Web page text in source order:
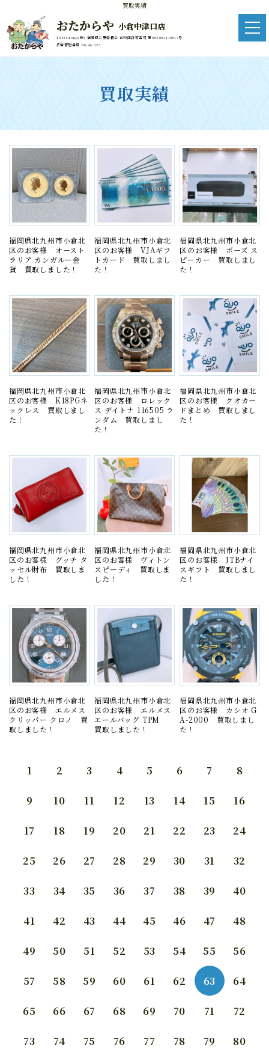
買取実績
おたからや 小倉中津口店
TAD Group(株) 福岡県公安委員会 古物商許可番号 第902092110017号
広告管理番号 R6-4A 023
買取実績
福岡県北九州市小倉北
区のお客様 オースト
ラリア カンガルー金
貨 買取しました！
福岡県北九州市小倉北
区のお客様 VJAギフ
トカード 買取しまし
た！
福岡県北九州市小倉北
区のお客様 ボーズ ス
ピーカー 買取しまし
た！
福岡県北九州市小倉北
区のお客様 K18PGネ
ックレス 買取しまし
た！
福岡県北九州市小倉北
区のお客様 ロレック
ス デイトナ 116505 ラ
ンダム 買取しまし
た！
福岡県北九州市小倉北
区のお客様 クオカー
ドまとめ 買取しまし
た！
福岡県北九州市小倉北
区のお客様 グッチ タ
ッセル財布 買取しま
した！
福岡県北九州市小倉北
区のお客様 ヴィトン
スピーディ 買取しま
した！
福岡県北九州市小倉北
区のお客様 JTBナイ
スギフト 買取しまし
た！
福岡県北九州市小倉北
区のお客様 エルメス
クリッパー クロノ 買
取しました！
福岡県北九州市小倉北
区のお客様 エルメス
エールバッグ TPM
買取しました！
福岡県北九州市小倉北
区のお客様 カシオ G
A-2000 買取しまし
た！
1 2 3 4 5 6 7 8
9 10 11 12 13 14 15 16
17 18 19 20 21 22 23 24
25 26 27 28 29 30 31 32
33 34 35 36 37 38 39 40
41 42 43 44 45 46 47 48
49 50 51 52 53 54 55 56
57 58 59 60 61 62 63 64
65 66 67 68 69 70 71 72
73 74 75 76 77 78 79 80